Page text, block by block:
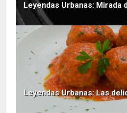
Leyendas Urbanas: Mirada
Leyendas Urbanas: Las